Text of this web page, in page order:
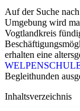
Auf der Suche
Umgebung wird
Vogtlandkreis
erhalten eine
Begleithunden
Inhaltsverzeichnis